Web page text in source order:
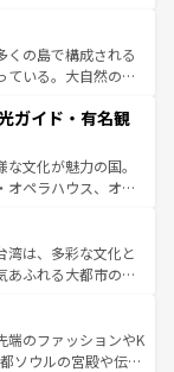
グ、エンターテイ
だ。一方、アメリカ
ャニオンやイエロー
が融合した独特の
で異なる魅力を楽
感じることができ
の旅も、アメリカ
くの島で構成される
ている。大自然の神
地といえばオアフ
島やカウアイ島が
をはじめ、豊かな
スピリット」と呼ば
アンミュージッ
がハワイの魅力を彩
動が待っているハ
ガイド・有名観
文化が魅力の国。
オペラハウス、オー
ル（エアーズロッ
アンズの熱帯雨林な
ェやワイン、オージ
サーフィンやダイ
好きにはたまらな
分に味わいつくそ
湾は、多彩な文化と
あふれる大都市の台
など、都市の喧騒
る人に新しい発見と
い台湾の食文化も魅
端のファッションやK
ソウルの宮殿や伝統